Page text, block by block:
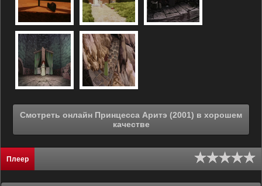
Смотреть онлайн Принцесса Аритэ (2001) в хорошем
качестве
Плеер